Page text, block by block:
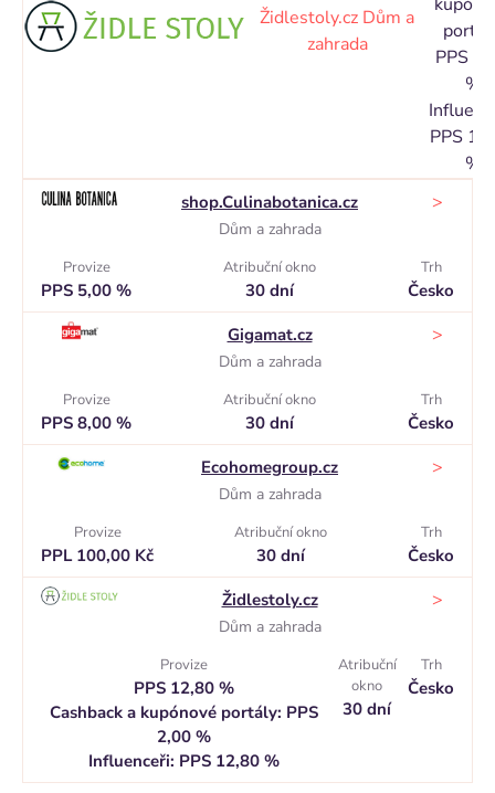
Židlestoly.cz Dům a
zahrada
PPS
%
PPS
%
shop.Culinabotanica.cz
Dům a zahrada
>
Provize
PPS 5,00 %
Atribuční okno
30 dní
Trh
Česko
Gigamat.cz
Dům a zahrada
>
Provize
PPS 8,00 %
Atribuční okno
30 dní
Trh
Česko
Ecohomegroup.cz
Dům a zahrada
>
Provize
PPL 100,00 Kč
Atribuční okno
30 dní
Trh
Česko
Židlestoly.cz
Dům a zahrada
>
Provize
PPS 12,80 %
Cashback a kupónové portály: PPS
2,00 %
Influenceři: PPS 12,80 %
Atribuční
okno
30 dní
Trh
Česko